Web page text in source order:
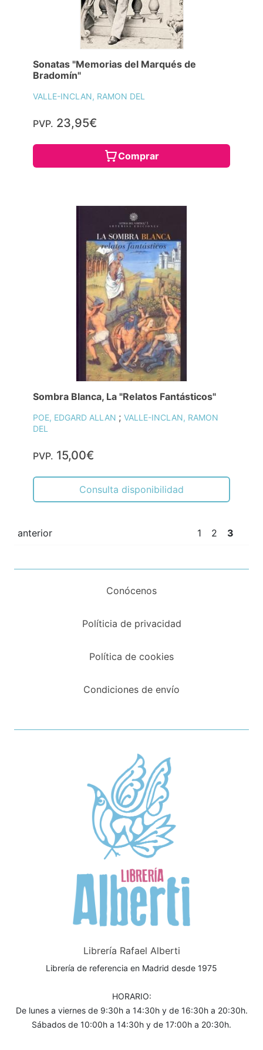
Sonatas "Memorias del Marqués de
Bradomín"
VALLE-INCLAN, RAMON DEL
PVP. 23,95€
Comprar
Sombra Blanca, La "Relatos Fantásticos"
POE, EDGARD ALLAN ; VALLE-INCLAN, RAMON
DEL
PVP. 15,00€
Consulta disponibilidad
anterior 1 2 3
Conócenos
Políticia de privacidad
Política de cookies
Condiciones de envío
Librería Rafael Alberti
Librería de referencia en Madrid desde 1975
HORARIO:
De lunes a viernes de 9:30h a 14:30h y de 16:30h a 20:30h.
Sábados de 10:00h a 14:30h y de 17:00h a 20:30h.